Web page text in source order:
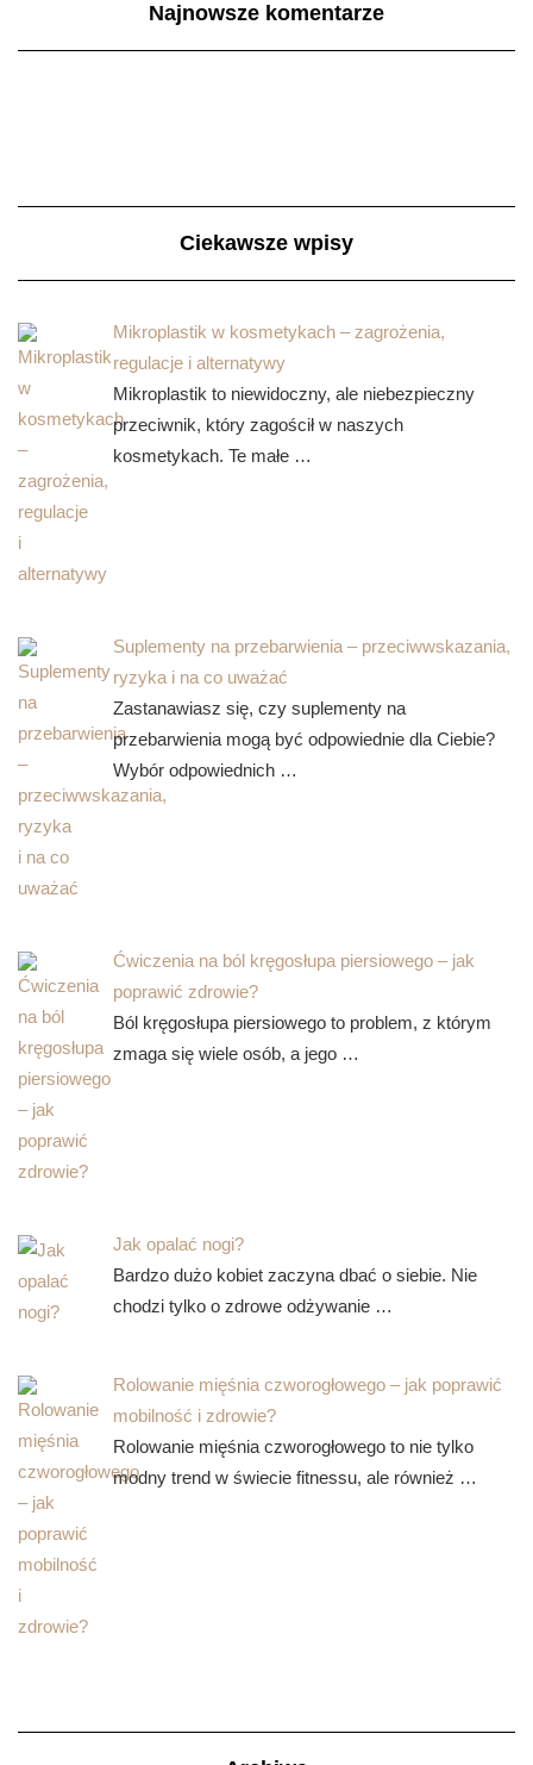
Najnowsze komentarze
Ciekawsze wpisy
Mikroplastik w kosmetykach – zagrożenia,
regulacje i alternatywy
Mikroplastik to niewidoczny, ale niebezpieczny
przeciwnik, który zagościł w naszych
kosmetykach. Te małe …
Suplementy na przebarwienia – przeciwwskazania,
ryzyka i na co uważać
Zastanawiasz się, czy suplementy na
przebarwienia mogą być odpowiednie dla Ciebie?
Wybór odpowiednich …
Ćwiczenia na ból kręgosłupa piersiowego – jak
poprawić zdrowie?
Ból kręgosłupa piersiowego to problem, z którym
zmaga się wiele osób, a jego …
Jak opalać nogi?
Bardzo dużo kobiet zaczyna dbać o siebie. Nie
chodzi tylko o zdrowe odżywanie …
Rolowanie mięśnia czworogłowego – jak poprawić
mobilność i zdrowie?
Rolowanie mięśnia czworogłowego to nie tylko
modny trend w świecie fitnessu, ale również …